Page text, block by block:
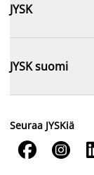
JYSK
JYSK suomi
Seuraa JYSKiä
 